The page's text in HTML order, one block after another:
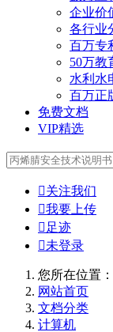
企业价
各行业
百万专
50万教
水利水
百万正
免费文档
VIP精选
关注我们
我要上传
 足迹
未登录
您所在位置：
网站首页
文档分类
计算机